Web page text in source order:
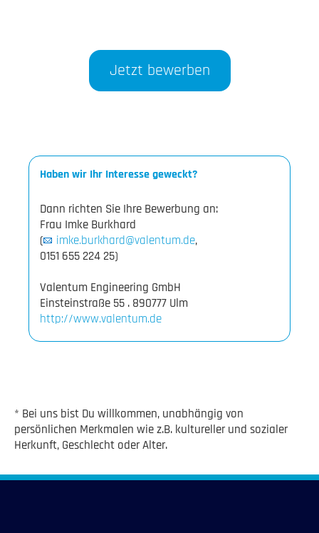
Jetzt bewerben
Haben wir Ihr Interesse geweckt?
Dann richten Sie Ihre Bewerbung an:
Frau Imke Burkhard
(
imke.burkhard@valentum.de,
0151 655 224 25)
Valentum Engineering GmbH
http://www.valentum.de
* Bei uns bist Du willkommen, unabhängig von
persönlichen Merkmalen wie z.B. kultureller und sozialer
Herkunft, Geschlecht oder Alter.